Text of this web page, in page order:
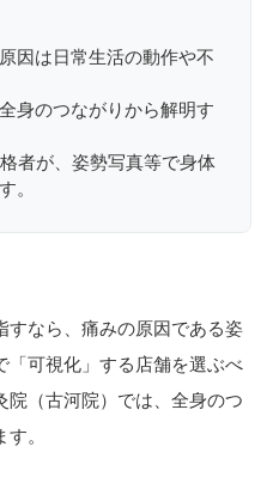
因は日常生活の動作や不
身のつながりから解明す
者が、姿勢写真等で身体
。
すなら、痛みの原因である姿
「可視化」する店舗を選ぶべ
院（古河院）では、全身のつ
。